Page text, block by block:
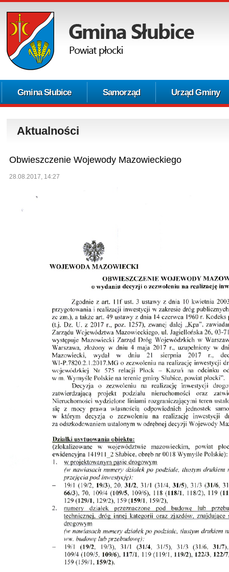
Gmina Słubice Samorząd Urząd Gminy
Aktualności
Obwieszczenie Wojewody Mazowieckiego
28.08.2017, 14:27